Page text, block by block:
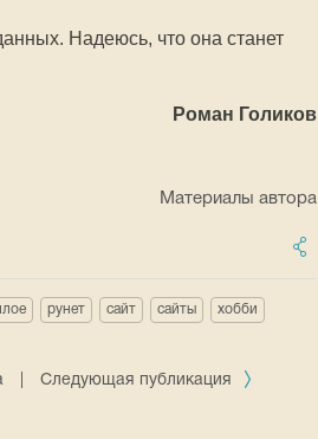
Надеюсь, что она станет
Роман Голиков
Материалы автора
рунет сайт сайты хобби
Следующая публикация